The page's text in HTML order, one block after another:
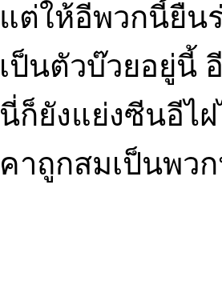
แต่ให้อีพวกนี้ยืน
เป็นตัวบ๊วยอยู่นี้
นี่ก็ยังแย่งซีนอีไ
คาถูกสมเป็นพว